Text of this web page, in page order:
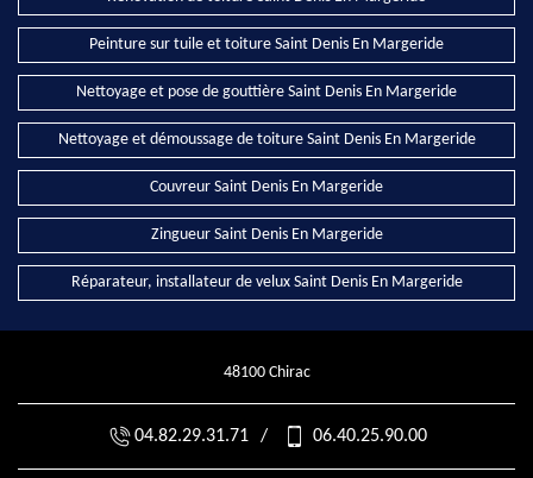
Peinture sur tuile et toiture Saint Denis En Margeride
Nettoyage et pose de gouttière Saint Denis En Margeride
Nettoyage et démoussage de toiture Saint Denis En Margeride
Couvreur Saint Denis En Margeride
Zingueur Saint Denis En Margeride
Réparateur, installateur de velux Saint Denis En Margeride
48100 Chirac
04.82.29.31.71 / 06.40.25.90.00